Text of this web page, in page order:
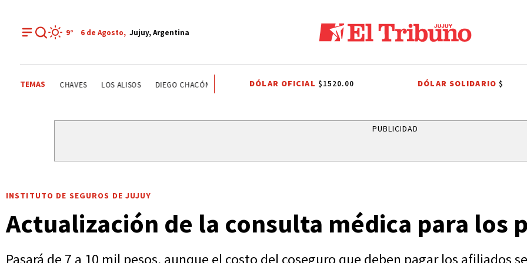
9° 6 de Agosto, Jujuy, Argentina
TEMASESTATALES DEPORTE RECREATIVO YAMILA CHAVES LOS ALISOS DIEGO CHACÓN PRIMERA NACIONAL LIGA
DÓLAR OFICIAL $1520.00 DÓLAR SOLIDARIO$
PUBLICIDAD
INSTITUTO DE SEGUROS DE JUJUY
Actualización de la consulta médica para los
Pasará de 7 a 10 mil pesos, aunque el costo del coseguro que deben pagar los afiliados